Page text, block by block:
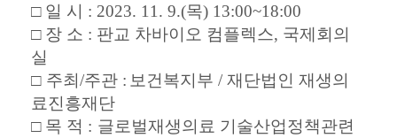
□ 일 시 : 2023. 11. 9.(목) 13:00~18:00
□ 장 소 : 판교 차바이오 컴플렉스, 국제회의
실
□ 주최 /주관 : 보건복지부/재단법인 재생의
료진흥재단
□ 목 적 : 글로벌재생의료 기술산업정책관련